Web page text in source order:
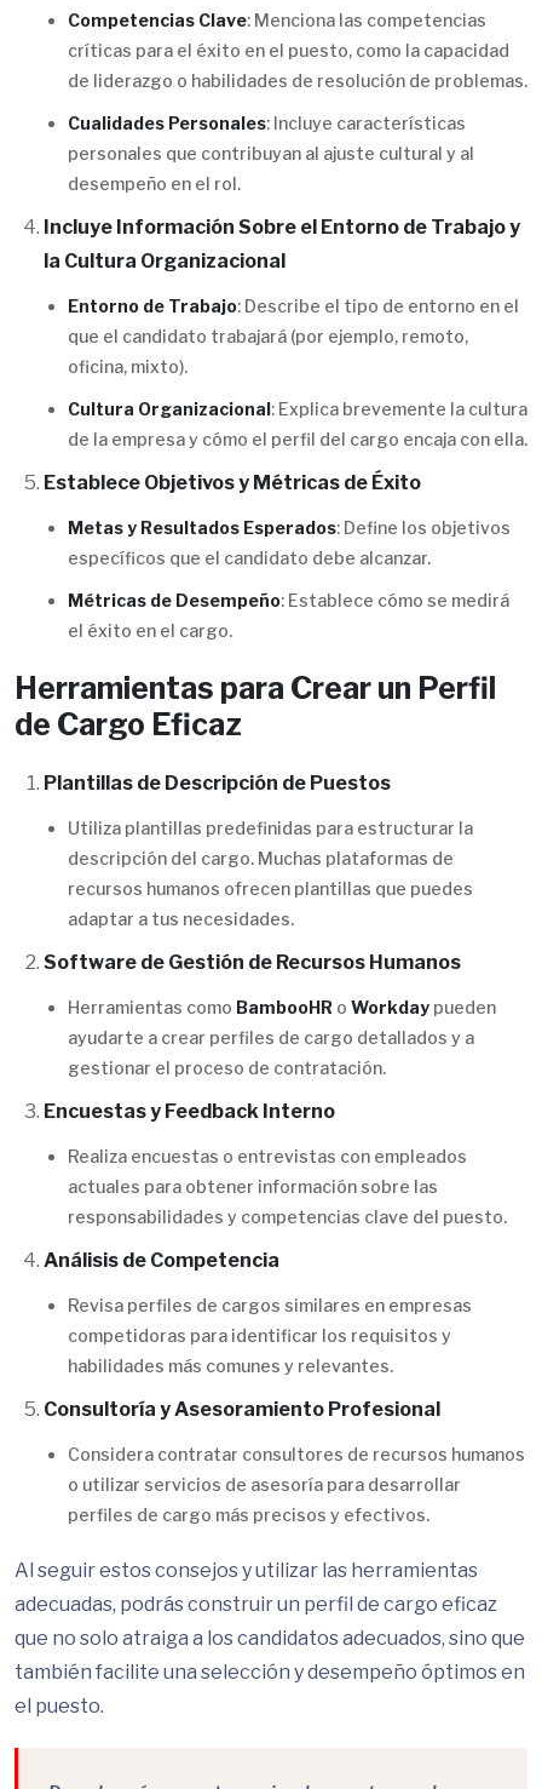
Competencias Clave: Menciona las competencias
críticas para el éxito en el puesto, como la capacidad
de liderazgo o habilidades de resolución de problemas.
Cualidades Personales: Incluye características
personales que contribuyan al ajuste cultural y al
desempeño en el rol.
Incluye Información Sobre el Entorno de Trabajo y
la Cultura Organizacional
Entorno de Trabajo: Describe el tipo de entorno en el
que el candidato trabajará (por ejemplo, remoto,
oficina, mixto).
Cultura Organizacional: Explica brevemente la cultura
de la empresa y cómo el perfil del cargo encaja con ella.
Establece Objetivos y Métricas de Éxito
Metas y Resultados Esperados: Define los objetivos
específicos que el candidato debe alcanzar.
Métricas de Desempeño: Establece cómo se medirá
el éxito en el cargo.
Herramientas para Crear un Perfil
de Cargo Eficaz
Plantillas de Descripción de Puestos
Utiliza plantillas predefinidas para estructurar la
descripción del cargo. Muchas plataformas de
recursos humanos ofrecen plantillas que puedes
adaptar a tus necesidades.
Software de Gestión de Recursos Humanos
Herramientas como BambooHR o Workday pueden
ayudarte a crear perfiles de cargo detallados y a
gestionar el proceso de contratación.
Encuestas y Feedback Interno
Realiza encuestas o entrevistas con empleados
actuales para obtener información sobre las
responsabilidades y competencias clave del puesto.
Análisis de Competencia
Revisa perfiles de cargos similares en empresas
competidoras para identificar los requisitos y
habilidades más comunes y relevantes.
Consultoría y Asesoramiento Profesional
Considera contratar consultores de recursos humanos
o utilizar servicios de asesoría para desarrollar
perfiles de cargo más precisos y efectivos.
Al seguir estos consejos y utilizar las herramientas
adecuadas, podrás construir un perfil de cargo eficaz
que no solo atraiga a los candidatos adecuados, sino que
también facilite una selección y desempeño óptimos en
el puesto.